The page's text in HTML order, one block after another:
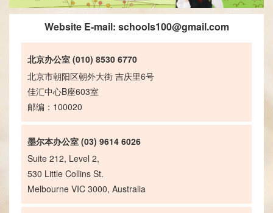
Website E-mail: schools100@gmail.com
北京办公室 (010) 8530 6770
北京市朝阳区朝外大街 吉庆里6号
佳汇中心B座603室
邮编：100020
墨尔本办公室 (03) 9614 6026
Suite 212, Level 2,
530 Little Collins St.
Melbourne VIC 3000, Australia